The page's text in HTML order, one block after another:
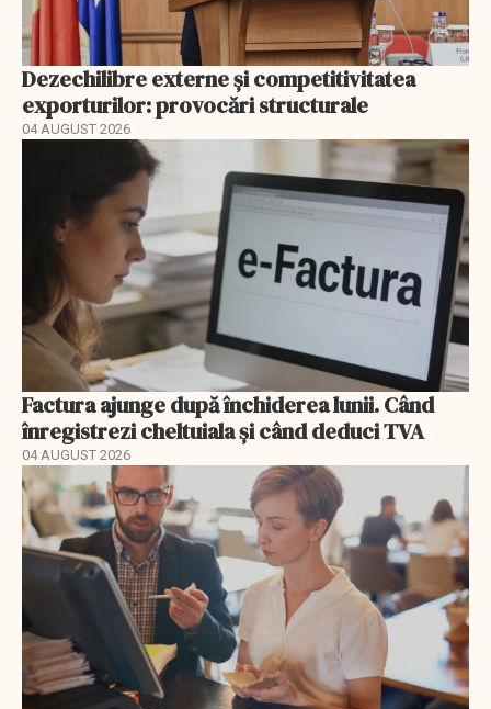
Dezechilibre externe și competitivitatea
exporturilor: provocări structurale
04 AUGUST 2026
Factura ajunge după închiderea lunii. Când
înregistrezi cheltuiala și când deduci TVA
04 AUGUST 2026